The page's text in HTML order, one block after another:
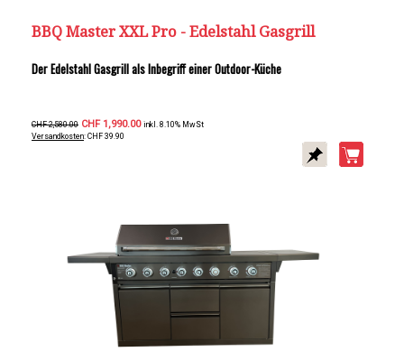
BBQ Master XXL Pro - Edelstahl Gasgrill
Der Edelstahl Gasgrill als Inbegriff einer Outdoor-Küche
CHF 2,580.00 CHF 1,990.00 inkl. 8.10% MwSt
Versandkosten: CHF 39.90